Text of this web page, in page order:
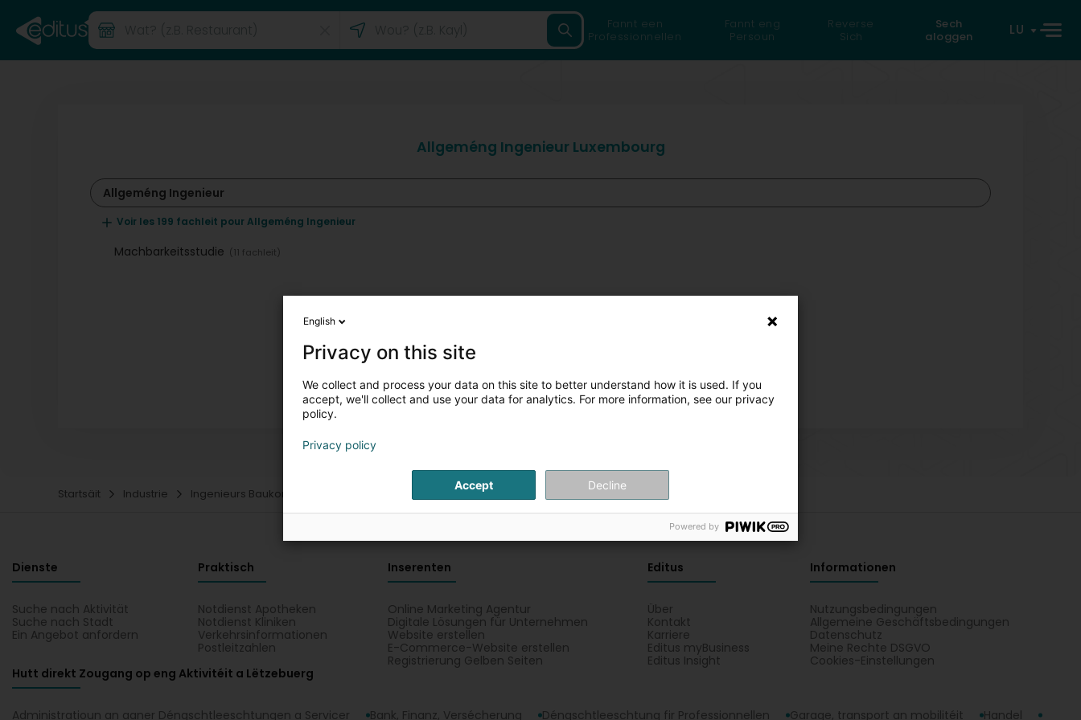
Fannt een
Professionnellen
Fannt eng
Persoun
Reverse
Sich
Sech
aloggen
LU
Allgeméng Ingenieur Luxembourg
Allgeméng Ingenieur
Voir les 199 fachleit pour Allgeméng Ingenieur
Machbarkeitsstudie (11 fachleit)
Startsäit Industrie Ingenieurs Baukonscht
Dienste
Suche nach Aktivität
Suche nach Stadt
Ein Angebot anfordern
Praktisch
Notdienst Apotheken
Notdienst Kliniken
Verkehrsinformationen
Postleitzahlen
Inserenten
Online Marketing Agentur
Digitale Lösungen für Unternehmen
Website erstellen
E-Commerce-Website erstellen
Registrierung Gelben Seiten
Editus
Über
Kontakt
Karriere
Editus myBusiness
Editus Insight
Informationen
Nutzungsbedingungen
Allgemeine Geschäftsbedingungen
Datenschutz
Meine Rechte DSGVO
Cookies-Einstellungen
Hutt direkt Zougang op eng Aktivitéit a Lëtzebuerg
Administratioun an aaner Déngschtleeschtungen a Servicer Bank, Finanz, Versécherung Déngschtleeschtung fir Professionnellen Garage, transport an mobilitéit Handel
English
Privacy on this site
We collect and process your data on this site to better understand how it is used. If you
accept, we'll collect and use your data for analytics. For more information, see our privacy
policy.
Privacy policy
Accept Decline
Powered by